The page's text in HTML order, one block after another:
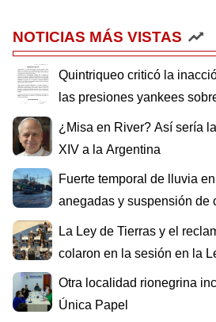
NOTICIAS MÁS VISTAS
Quintriqueo criticó la
las presiones yankees
¿Misa en River? Así sería
XIV a la Argentina
Fuerte temporal de lluvia
anegadas y suspensión de
La Ley de Tierras y el
colaron en la sesión en la
Otra localidad rionegrina
Única Papel